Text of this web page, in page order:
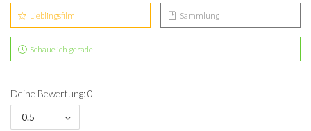
Lieblingsfilm Sammlung
Schaue ich gerade
Deine Bewertung: 0
0.5